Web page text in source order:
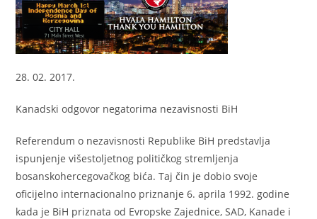
28. 02. 2017.
Kanadski odgovor negatorima nezavisnosti BiH
Referendum o nezavisnosti Republike BiH predstavlja
ispunjenje višestoljetnog političkog stremljenja
bosanskohercegovačkog bića. Taj čin je dobio svoje
oficijelno internacionalno priznanje 6. aprila 1992. godine
kada je BiH priznata od Evropske Zajednice, SAD, Kanade i